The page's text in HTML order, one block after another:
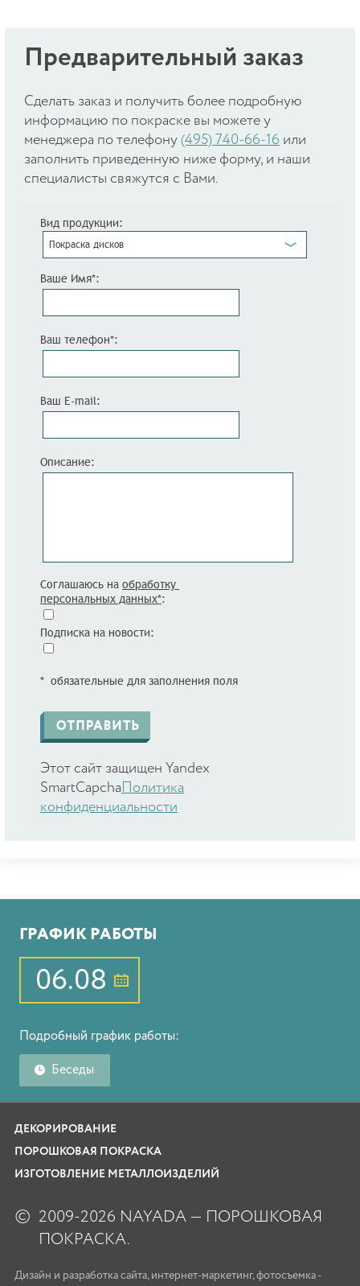
Предварительный заказ
Cделать заказ и получить более подробную
информацию по покраске вы можете у
менеджера по телефону (495) 740-66-16 или
заполнить приведенную ниже форму, и наши
специалисты свяжутся с Вами.
Вид продукции:
Покраска дисков
Ваше Имя*:
Ваш телефон*:
Ваш E-mail:
Описание:
Соглашаюсь на обработку
персональных данных*:
Подписка на новости:
* обязательные для заполнения поля
Этот сайт защищен Yandex
SmartCapcha Политика
конфиденциальности
ГРАФИК РАБОТЫ
06.08
Подробный график работы:
Беседы
ДЕКОРИРОВАНИЕ
ПОРОШКОВАЯ ПОКРАСКА
ИЗГОТОВЛЕНИЕ МЕТАЛЛОИЗДЕЛИЙ
© 2009-2026 NAYADA — ПОРОШКОВАЯ
ПОКРАСКА.
Дизайн и разработка сайта, интернет-маркетинг,фотосъемка -